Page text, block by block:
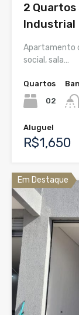
2 Quartos
Industrial
Apartamento
social, sala…
Quartos
02
Aluguel
R$1,650
Em Destaque